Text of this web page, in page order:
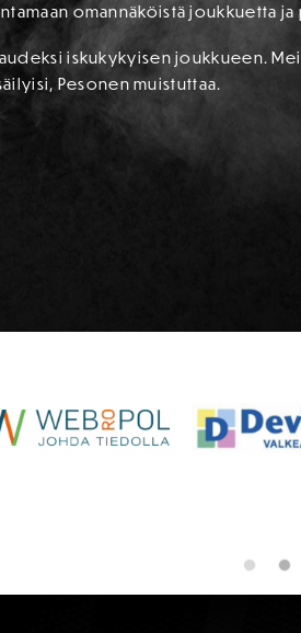
omannäköistä joukkuetta ja
iskukykyisen joukkueen.
Pesonen muistuttaa.